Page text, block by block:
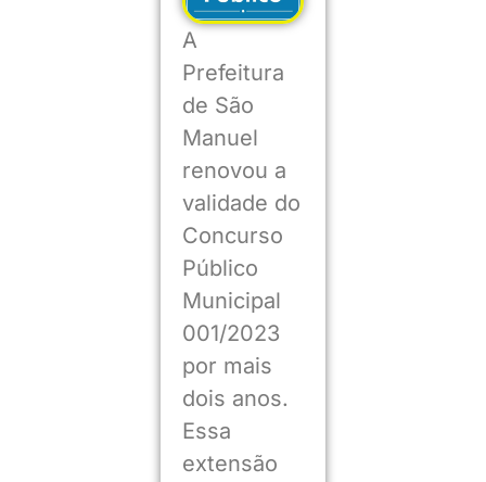
A
Prefeitura
de São
Manuel
renovou a
validade do
Concurso
Público
Municipal
001/2023
por mais
dois anos.
Essa
extensão